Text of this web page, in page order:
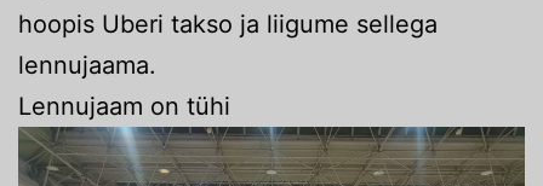
hoopis Uberi takso ja liigume sellega
lennujaama.
Lennujaam on tühi